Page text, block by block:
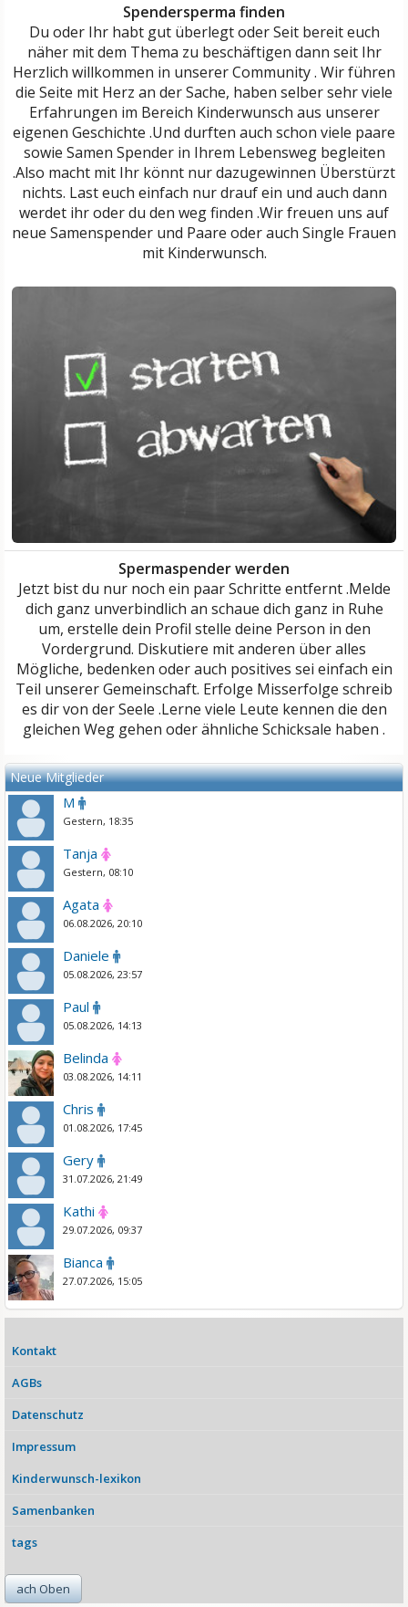
Spendersperma finden
Du oder Ihr habt gut überlegt oder Seit bereit euch
näher mit dem Thema zu beschäftigen dann seit Ihr
Herzlich willkommen in unserer Community . Wir führen
die Seite mit Herz an der Sache, haben selber sehr viele
Erfahrungen im Bereich Kinderwunsch aus unserer
eigenen Geschichte .Und durften auch schon viele paare
sowie Samen Spender in Ihrem Lebensweg begleiten
.Also macht mit Ihr könnt nur dazugewinnen Überstürzt
nichts. Last euch einfach nur drauf ein und auch dann
werdet ihr oder du den weg finden .Wir freuen uns auf
neue Samenspender und Paare oder auch Single Frauen
mit Kinderwunsch.
Spermaspender werden
Jetzt bist du nur noch ein paar Schritte entfernt .Melde
dich ganz unverbindlich an schaue dich ganz in Ruhe
um, erstelle dein Profil stelle deine Person in den
Vordergrund. Diskutiere mit anderen über alles
Mögliche, bedenken oder auch positives sei einfach ein
Teil unserer Gemeinschaft. Erfolge Misserfolge schreib
es dir von der Seele .Lerne viele Leute kennen die den
gleichen Weg gehen oder ähnliche Schicksale haben .
Neue Mitglieder
M
Gestern, 18:35
Tanja
Gestern, 08:10
Agata
06.08.2026, 20:10
Daniele
05.08.2026, 23:57
Paul
05.08.2026, 14:13
Belinda
03.08.2026, 14:11
Chris
01.08.2026, 17:45
Gery
31.07.2026, 21:49
Kathi
29.07.2026, 09:37
Bianca
27.07.2026, 15:05
Kontakt
AGBs
Datenschutz
Impressum
Kinderwunsch-lexikon
Samenbanken
tags
ach Oben